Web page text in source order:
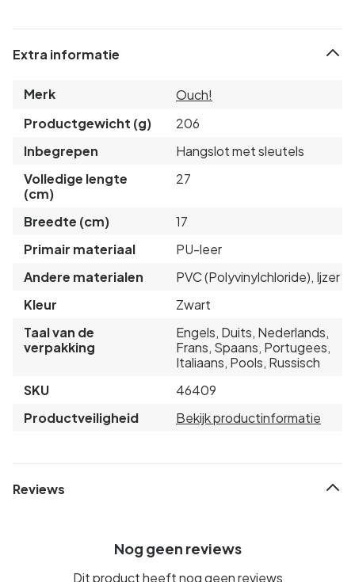
Extra informatie
Merk
Ouch!
Productgewicht (g)
206
Inbegrepen
Hangslot met sleutels
Volledige lengte
(cm)
27
Breedte (cm)
17
Primair materiaal
PU-leer
Andere materialen
PVC (Polyvinylchloride), Ijzer
Kleur
Zwart
Taal van de
verpakking
Engels, Duits, Nederlands,
Frans, Spaans, Portugees,
Italiaans, Pools, Russisch
SKU
46409
Productveiligheid
Bekijk productinformatie
Reviews
Nog geen reviews
Dit product heeft nog geen reviews